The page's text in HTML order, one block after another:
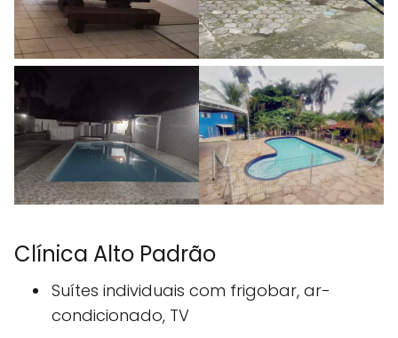
Clínica Alto Padrão
Suítes individuais com frigobar, ar-
condicionado, TV